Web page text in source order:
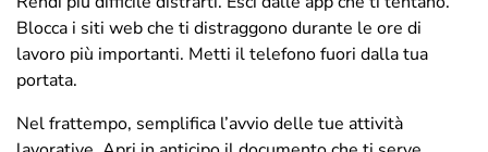
Blocca i siti web che ti distraggono durante le ore di
lavoro più importanti. Metti il telefono fuori dalla tua
portata.
Nel frattempo, semplifica l’avvio delle tue attività